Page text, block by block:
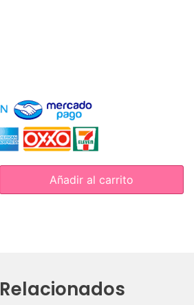
Añadir al carrito